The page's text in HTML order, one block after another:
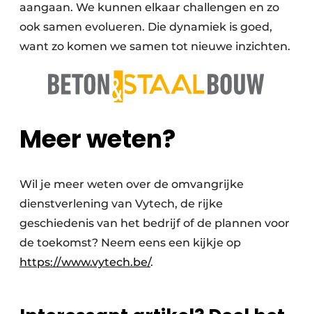
aangaan. We kunnen elkaar challengen en zo
ook samen evolueren. Die dynamiek is goed,
want zo komen we samen tot nieuwe inzichten.
Meer weten?
Wil je meer weten over de omvangrijke
dienstverlening van Vytech, de rijke
geschiedenis van het bedrijf of de plannen voor
de toekomst? Neem eens een kijkje op
https://www.vytech.be/.